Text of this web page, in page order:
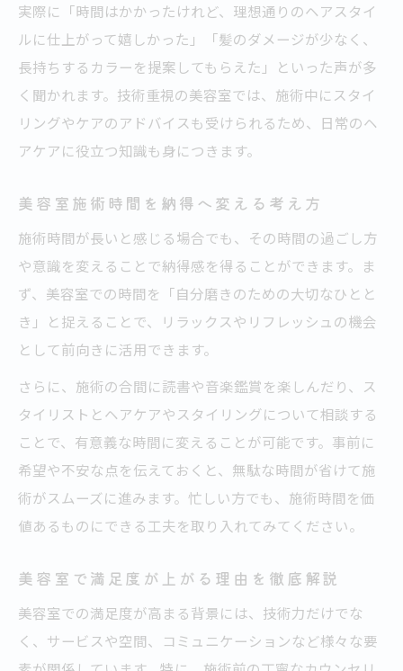
実際に「時間はかかったけれど、理想通りのヘアスタイ
ルに仕上がって嬉しかった」「髪のダメージが少なく、
長持ちするカラーを提案してもらえた」といった声が多
く聞かれます。技術重視の美容室では、施術中にスタイ
リングやケアのアドバイスも受けられるため、日常のヘ
アケアに役立つ知識も身につきます。
美容室施術時間を納得へ変える考え方
施術時間が長いと感じる場合でも、その時間の過ごし方
や意識を変えることで納得感を得ることができます。ま
ず、美容室での時間を「自分磨きのための大切なひとと
き」と捉えることで、リラックスやリフレッシュの機会
として前向きに活用できます。
さらに、施術の合間に読書や音楽鑑賞を楽しんだり、ス
タイリストとヘアケアやスタイリングについて相談する
ことで、有意義な時間に変えることが可能です。事前に
希望や不安な点を伝えておくと、無駄な時間が省けて施
術がスムーズに進みます。忙しい方でも、施術時間を価
値あるものにできる工夫を取り入れてみてください。
美容室で満足度が上がる理由を徹底解説
美容室での満足度が高まる背景には、技術力だけでな
く、サービスや空間、コミュニケーションなど様々な要